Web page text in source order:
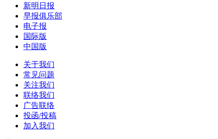
新明日报
早报俱乐部
电子报
国际版
中国版
关于我们
常见问题
关注我们
联络我们
广告联络
投函/投稿
加入我们